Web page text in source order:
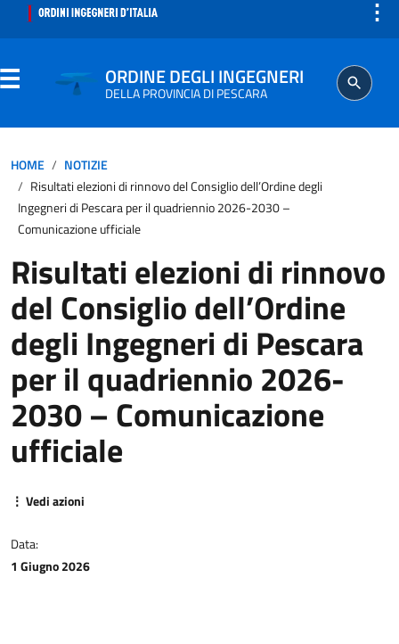
⋮
ORDINE DEGLI INGEGNERI
DELLA PROVINCIA DI PESCARA
SEGRETERIA
PROFESSIONE
AGGIORNAMENTO PROFESSIONALE
HOME
NOTIZIE
Risultati elezioni di rinnovo del Consiglio dell’Ordine degli
Ingegneri di Pescara per il quadriennio 2026-2030 –
Comunicazione ufficiale
Risultati elezioni di rinnovo
del Consiglio dell’Ordine
degli Ingegneri di Pescara
per il quadriennio 2026-
2030 – Comunicazione
ufficiale
⋮ Vedi azioni
Data:
1 Giugno 2026